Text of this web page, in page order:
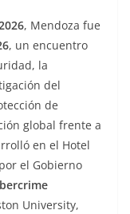
, Mendoza fue
, un encuentro
la
del
de
global frente a
en el Hotel
el Gobierno
University,